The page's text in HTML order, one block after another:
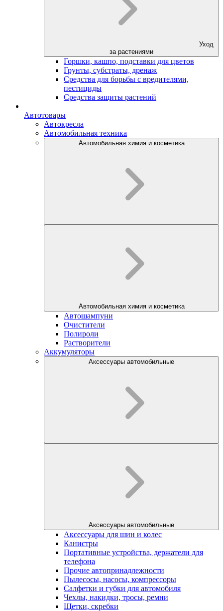
Уход
за растениями
Горшки, кашпо, подставки для цветов
Грунты, субстраты, дренаж
Средства для борьбы с вредителями,
пестициды
Средства защиты растений
Автотовары
Автокресла
Автомобильная техника
Автомобильная химия и косметика
Автомобильная химия и косметика
Автошампуни
Очистители
Полироли
Растворители
Аккумуляторы
Аксессуары автомобильные
Аксессуары автомобильные
Аксессуары для шин и колес
Канистры
Портативные устройства, держатели для
телефона
Прочие автопринадлежности
Пылесосы, насосы, компрессоры
Салфетки и губки для автомобиля
Чехлы, накидки, тросы, ремни
Щетки, скребки